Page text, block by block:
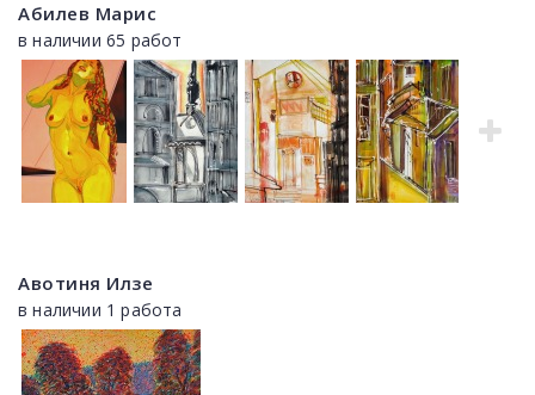
Абилев Марис
в наличии 65 работ
Авотиня Илзе
в наличии 1 работа